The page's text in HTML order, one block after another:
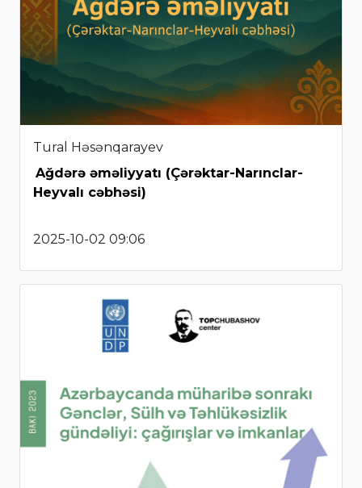
Tural Həsənqarayev
Ağdərə əməliyyatı (Çərəktar-Narınclar-
Heyvalı cəbhəsi)
2025-10-02 09:06